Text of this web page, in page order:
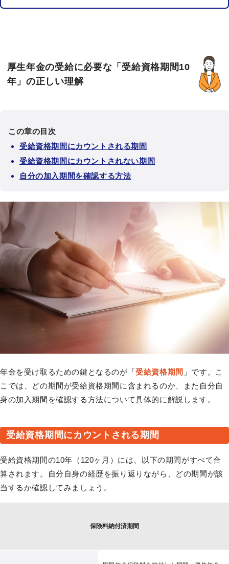
厚生年金の受給に必要な「受給資格期間10
年」の正しい理解
この章の目次
受給資格期間にカウントされる期間
受給資格期間にカウントされない期間
自分の加入期間を確認する方法
年金を受け取るための鍵となるのが「受給資格期間 」です。こ
こでは、どの期間が受給資格期間に含まれるのか、また自分自
身の加入期間を確認する方法について具体的に解説します。
受給資格期間にカウントされる期間
受給資格期間の10年（120ヶ月）には、以下の期間がすべて合
算されます。自分自身の経歴を振り返りながら、どの期間が該
当するか確認してみましょう。
保険料納付済期間